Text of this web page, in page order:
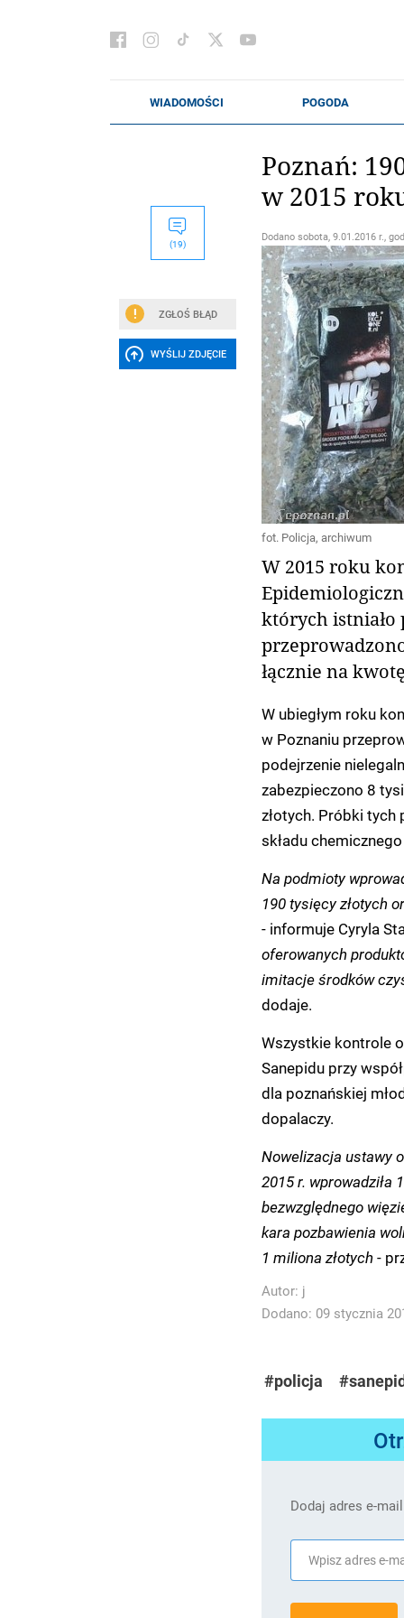
(19)
ZGŁOŚ BŁĄD
WYŚLIJ ZDJĘCIE
Poznań:
w 2015
Dodano sobota, 9.01.2016 r.,
fot. Policja, archiwum
W 2015 roku
których istniało
łącznie na
W ubiegłym roku
w Poznaniu
podejrzenie
zabezpieczono 8
złotych. Próbki
składu
Na podmioty
190 tysięcy złotych
- informuje Cyryla
oferowanych
imitacje środków
dodaje.
Wszystkie kontrole
Sanepidu przy
dla poznańskiej
dopalaczy.
Nowelizacja ustawy
2015 r. wprowadziła
bezwzględnego
kara pozbawienia
1 miliona złotych -
Autor: j
Dodano: 09 stycznia
#policja
Dodaj adres e-